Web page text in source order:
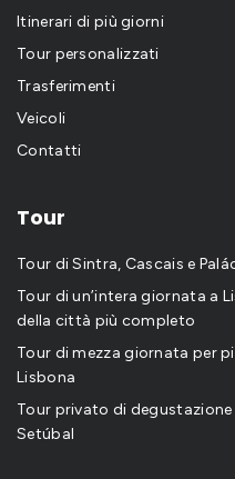
Itinerari di più giorni
Tour personalizzati
Trasferimenti
Veicoli
Contatti
Tour
Tour di Sintra, Cascais e
Tour di un’intera giornata a
della città più completo
Tour di mezza giornata per
Lisbona
Tour privato di
Setúbal